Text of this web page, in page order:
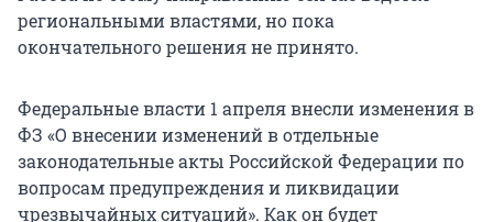
региональными властями, но пока
окончательного решения не принято.
Федеральные власти 1 апреля внесли изменения в
ФЗ «О внесении изменений в отдельные
законодательные акты Российской Федерации по
вопросам предупреждения и ликвидации
чрезвычайных ситуаций». Как он будет